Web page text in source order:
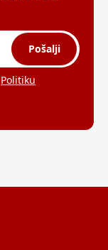
Pošalji
Politiku